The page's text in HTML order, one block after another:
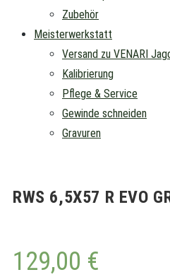
Zubehör
Meisterwerkstatt
Versand zu VENARI
Kalibrierung
Pflege & Service
Gewinde schneiden
Gravuren
RWS 6,5X57 R EVO
129,00 €